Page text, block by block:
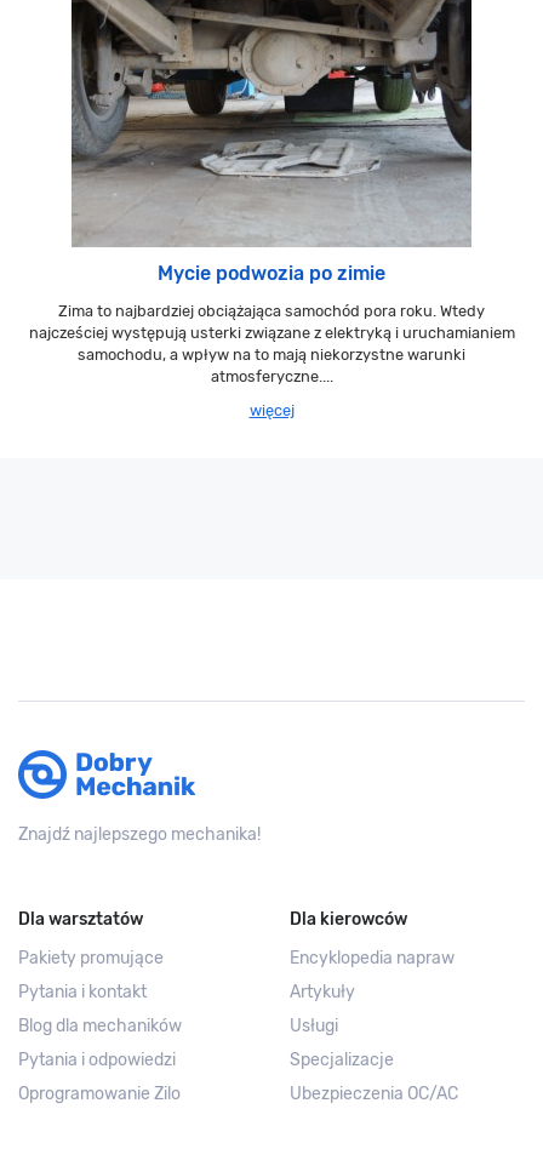
Mycie podwozia po zimie
Zima to najbardziej obciążająca samochód pora roku. Wtedy
najcześciej występują usterki związane z elektryką i uruchamianiem
samochodu, a wpływ na to mają niekorzystne warunki
atmosferyczne....
więcej
Znajdź najlepszego mechanika!
Dla warsztatów
Pakiety promujące
Pytania i kontakt
Blog dla mechaników
Pytania i odpowiedzi
Oprogramowanie Zilo
Dla kierowców
Encyklopedia napraw
Artykuły
Usługi
Specjalizacje
Ubezpieczenia OC/AC